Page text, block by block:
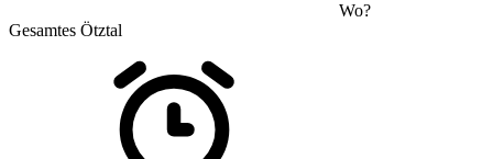
Wo?
Gesamtes Ötztal